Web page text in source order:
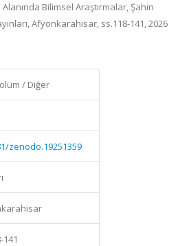
Bilimsel Araştırmalar, Şahin
Afyonkarahisar, ss.118-141, 2026
/ Diğer
zenodo.19251359
141